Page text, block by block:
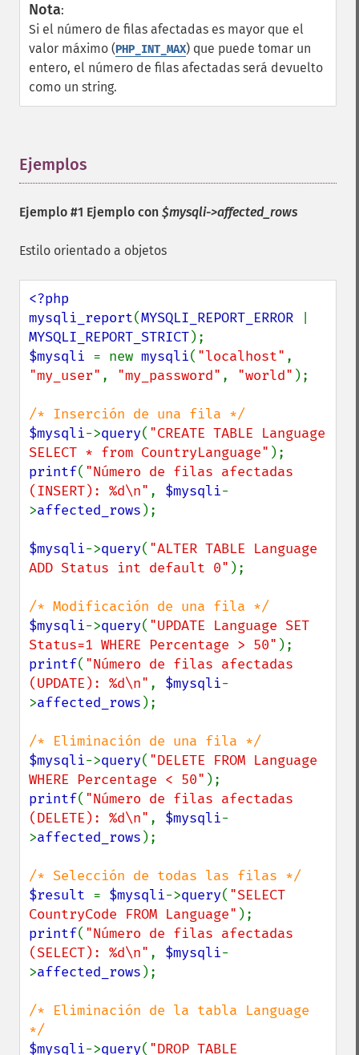
Nota:
Si el número de filas afectadas es mayor que el
valor máximo (PHP_INT_MAX) que puede tomar un
entero, el número de filas afectadas será devuelto
como un string.
Ejemplos
Ejemplo #1 Ejemplo con $mysqli->affected_rows
Estilo orientado a objetos
<?php
mysqli_report(MYSQLI_REPORT_ERROR
MYSQLI_REPORT_STRICT
$mysqli = new mysqli( "localhost"
"my_user" , "my_password" , "world" );
$mysqli->query( "CREATE TABLE Language
SELECT * from CountryLanguage"
printf( "Número de filas afectadas
(INSERT): %d\n" , $mysqli-
>affected_rows );
$mysqli->query( "ALTER TABLE Language
ADD Status int default 0" );
$mysqli->query( "UPDATE Language SET
Status=1 WHERE Percentage > 50"
printf( "Número de filas afectadas
(UPDATE): %d\n" , $mysqli-
>affected_rows );
$mysqli->query( "DELETE FROM Language
WHERE Percentage < 50"
printf( "Número de filas afectadas
(DELETE): %d\n" , $mysqli-
>affected_rows );
$result = $mysqli->query( "SELECT
CountryCode FROM Language"
printf( "Número de filas afectadas
(SELECT): %d\n" , $mysqli-
>affected_rows );
/* Eliminación de la tabla Language
$mysqli->query( "DROP TABLE